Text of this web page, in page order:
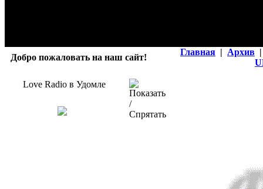
Добро пожаловать на наш сайт!
Главная | Архив |
Love Radio в Удомле